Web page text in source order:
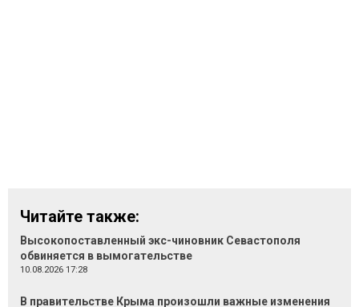
Читайте также:
Высокопоставленный экс-чиновник Севастополя
обвиняется в вымогательстве
10.08.2026 17:28
В правительстве Крыма произошли важные изменения